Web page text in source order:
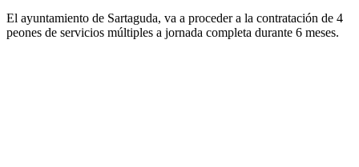
El ayuntamiento de Sartaguda, va a proceder a la contratación de 4
peones de servicios múltiples a jornada completa durante 6 meses.